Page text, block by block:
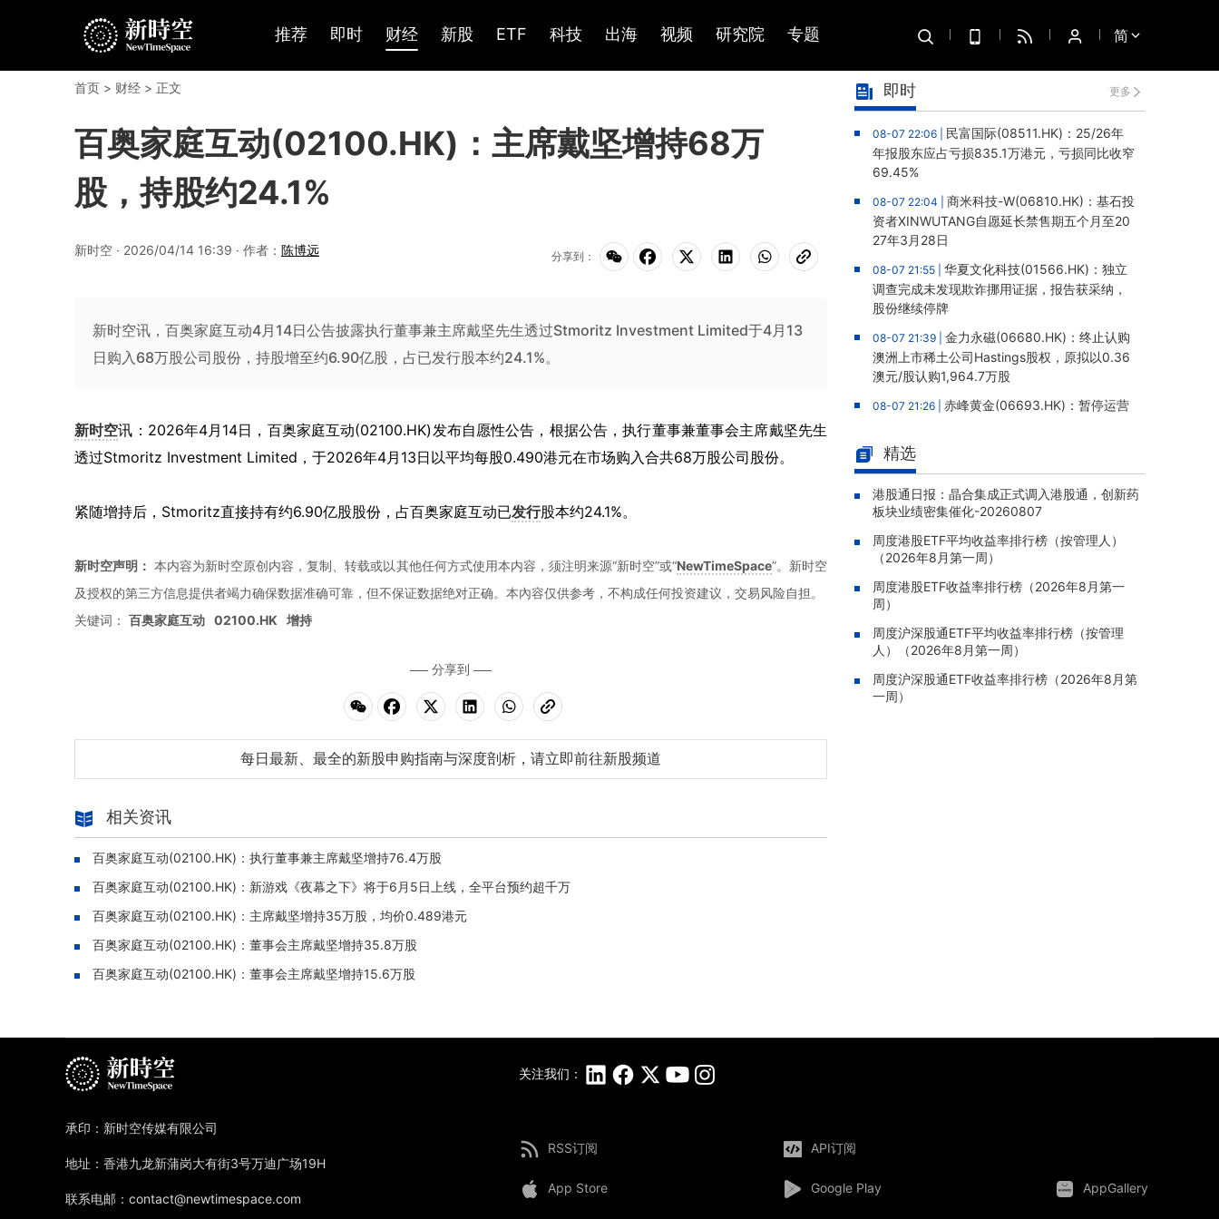
推荐 即时 财经 新股 ETF 科技 出海 视频 研究院 专题 简
首页 > 财经 > 正文
百奥家庭互动(02100.HK)：主席戴坚增持68万
股，持股约24.1%
新时空 · 2026/04/14 16:39 · 作者： 陈博远 分享到：
新时空讯，百奥家庭互动4月14日公告披露执行董事兼主席戴坚先生透过Stmoritz Investment Limited于4月13
日购入68万股公司股份，持股增至约6.90亿股，占已发行股本约24.1%。
新时空讯：2026年4月14日，百奥家庭互动(02100.HK)发布自愿性公告，根据公告，执行董事兼董事会主席戴坚先生
透过Stmoritz Investment Limited，于2026年4月13日以平均每股0.490港元在市场购入合共68万股公司股份。
紧随增持后，Stmoritz直接持有约6.90亿股股份，占百奥家庭互动已发行股本约24.1%。
新时空声明： 本内容为新时空原创内容，复制、转载或以其他任何方式使用本内容，须注明来源“新时空”或“NewTimeSpace”。新时空
及授权的第三方信息提供者竭力确保数据准确可靠，但不保证数据绝对正确。本內容仅供参考，不构成任何投资建议，交易风险自担。
关键词： 百奥家庭互动 02100.HK 增持
分享到
每日最新、最全的新股申购指南与深度剖析，请立即前往新股频道
相关资讯
百奥家庭互动(02100.HK)：执行董事兼主席戴坚增持76.4万股
百奥家庭互动(02100.HK)：新游戏《夜幕之下》将于6月5日上线，全平台预约超千万
百奥家庭互动(02100.HK)：主席戴坚增持35万股，均价0.489港元
百奥家庭互动(02100.HK)：董事会主席戴坚增持35.8万股
百奥家庭互动(02100.HK)：董事会主席戴坚增持15.6万股
即时 更多
08-07 22:06 | 民富国际(08511.HK)：25/26年
年报股东应占亏损835.1万港元，亏损同比收窄
69.45%
08-07 22:04 | 商米科技-W(06810.HK)：基石投
资者XINWUTANG自愿延长禁售期五个月至20
27年3月28日
08-07 21:55 | 华夏文化科技(01566.HK)：独立
调查完成未发现欺诈挪用证据，报告获采纳，
股份继续停牌
08-07 21:39 | 金力永磁(06680.HK)：终止认购
澳洲上市稀土公司Hastings股权，原拟以0.36
澳元/股认购1,964.7万股
08-07 21:26 | 赤峰黄金(06693.HK)：暂停运营
人民币5,406万元
08-07 20:07 |灵宝黄金(03330.HK)：新疆哈巴
河勘查取得重大进展，保有金金属量由13.20吨
跃升至53.94吨
08-07 20:04 |迅策(03317.HK)：与天合算力订
立战略合作备忘，共探能源垂类大模型与Toke
n工厂商业化
08-07 20:02 |
中国泛半导体IMSS市场排名第三
08-07 19:47 | 浙能迈领绿航二次递表港交所，为
全球领先的绿色航运设备和系统提供商
08-07 19:09 |
精选
港股通日报：晶合集成正式调入港股通，创新药
板块业绩密集催化-20260807
周度港股ETF平均收益率排行榜（按管理人）
（2026年8月第一周）
周度港股ETF收益率排行榜（2026年8月第一
周）
周度沪深股通ETF平均收益率排行榜（按管理
人）（2026年8月第一周）
周度沪深股通ETF收益率排行榜（2026年8月第
一周）
关注我们：
RSS订阅 API订阅
App Store Google Play AppGallery
承印：新时空传媒有限公司
地址：香港九龙新蒲岗大有街3号万迪广场19H
联系电邮：contact@newtimespace.com